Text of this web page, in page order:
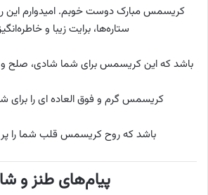
کریسمس مبارک دوست خوبم. امیدوارم این
ستاره‌ها، برایت زیبا و
باشد که این کریسمس برای شما شادی، صلح و
کریسمس گرم و فوق العاده ای را برای
باشد که روح کریسمس قلب شما را پر
پیام‌های طنز و